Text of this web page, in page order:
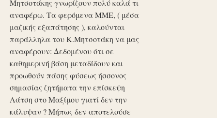
Μητσοτάκης γνωρίζουν πολύ καλά τι
αναφέρω. Τα φερόμενα ΜΜΕ, ( μέσα
μαζικής εξαπάτησης ), καλούνται
παράλληλα του Κ.Μητσοτάκη να μας
αναφέρουν: Δεδομένου ότι σε
καθημερινή βάση μεταδίδουν και
προωθούν πάσης φύσεως ήσσονος
σημασίας ζητήματα την επίσκεψη
Λάτση στο Μαξίμου γιατί δεν την
κάλυψαν ? Μήπως δεν αποτελούσε